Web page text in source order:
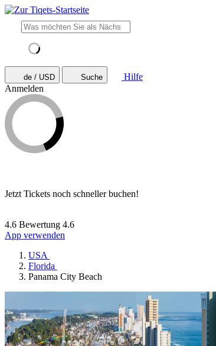
de / USD Suche
Hilfe
Anmelden
Jetzt Tickets noch schneller buchen!
4.6 Bewertung 4.6
App verwenden
USA
Florida
Panama City Beach